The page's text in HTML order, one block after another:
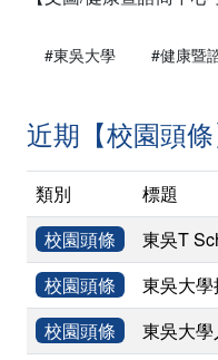
#東吳大學 #健康暨
近期【校園頭條
類別
標題
校園頭條
東吳T
校園頭條
東吳大
校園頭條
東吳大